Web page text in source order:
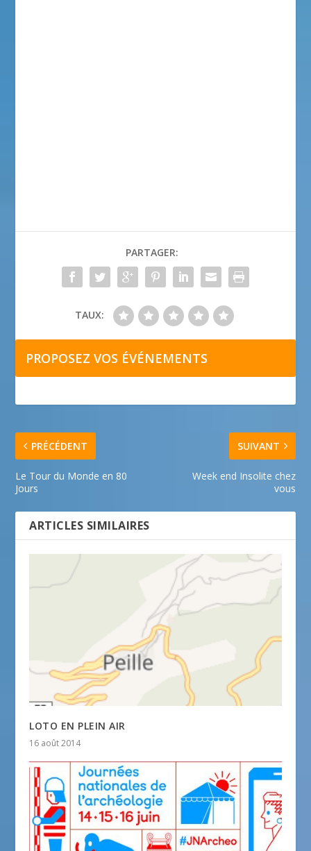
PARTAGER:
TAUX:
PROPOSEZ VOS ÉVÉNEMENTS
PRÉCÉDENT
Le Tour du Monde en 80
Jours
SUIVANT
Week end Insolite chez
vous
ARTICLES SIMILAIRES
LOTO EN PLEIN AIR
16 août 2014